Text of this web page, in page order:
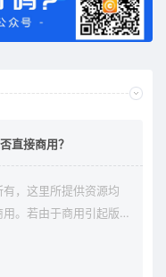
直接商用？
，这里所提供资源均
。若由于商用引起版